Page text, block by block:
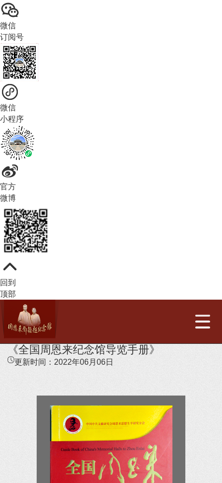
微信
订阅号
微信
小程序
官方
微博
回到
顶部
《全国周恩来纪念馆导览手册》
更新时间： 2022年06月06日